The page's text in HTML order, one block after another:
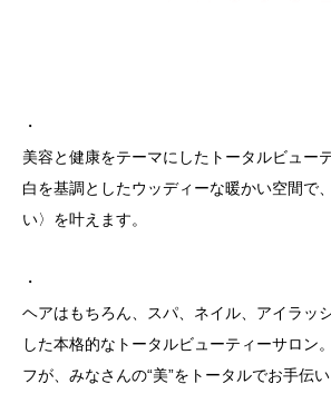
・
美容と健康をテーマにしたトータルビュー
白を基調としたウッディーな暖かい空間で
い〉を叶えます。
・
ヘアはもちろん、スパ、ネイル、アイラッ
した本格的なトータルビューティーサロン
フが、みなさんの“美”をトータルでお手伝